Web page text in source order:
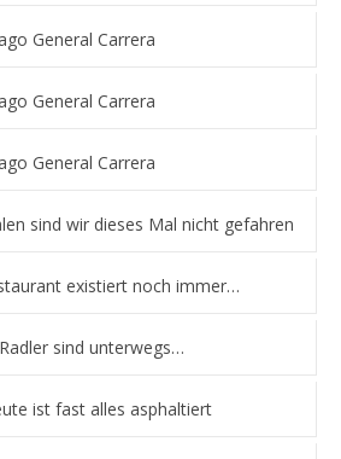
General Carrera
General Carrera
General Carrera
sind wir dieses Mal nicht gefahren
existiert noch immer…
sind unterwegs…
ist fast alles asphaltiert